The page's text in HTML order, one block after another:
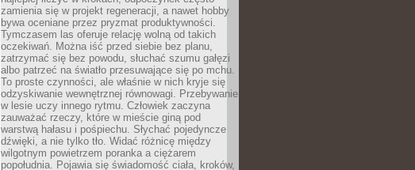
zamienia się w projekt regeneracji, a nawet hobby
bywa oceniane przez pryzmat produktywności.
Tymczasem las oferuje relację wolną od takich
oczekiwań. Można iść przed siebie bez planu,
zatrzymać się bez powodu, słuchać szumu gałęzi
albo patrzeć na światło przesuwające się po mchu.
To proste czynności, ale właśnie w nich kryje się
odzyskiwanie wewnętrznej równowagi. Przebywanie
w lesie uczy innego rytmu. Człowiek zaczyna
zauważać rzeczy, które w mieście giną pod
warstwą hałasu i pośpiechu. Słychać pojedyncze
dźwięki, a nie tylko tło. Widać różnicę między
wilgotnym powietrzem poranka a ciężarem
popołudnia. Pojawia się świadomość ciała, kroków,